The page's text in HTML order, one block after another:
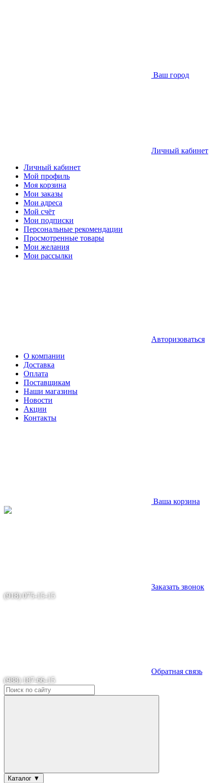
Ваш город
Личный кабинет
Личный кабинет
Мой профиль
Моя корзина
Мои заказы
Мои адреса
Мой счёт
Мои подписки
Персональные рекомендации
Просмотренные товары
Мои желания
Мои рассылки
Авторизоваться
О компании
Доставка
Оплата
Поставщикам
Наши магазины
Новости
Акции
Контакты
Ваша корзина
Заказать звонок
(918) 075-15-15
Обратная связь
(988) 187-66-15
Каталог ▼